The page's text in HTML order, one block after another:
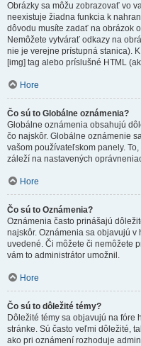
Obrázky sa môžu zobrazovať vo
neexistuje žiadna funkcia k
dôvodu musíte zadať na obrázok
Nemôžete vytvárať odkazy na
nie je verejne prístupná stanica).
[img] tag alebo príslušné HTML
Hore
Čo sú to Globálne oznámenia?
Globálne oznámenia obsahujú
čo najskôr. Globálne oznámenie
vašom používateľskom panely.
záleží na nastavených
Hore
Čo sú to Oznámenia?
Oznámenia často prinášajú
najskôr. Oznámenia sa objavujú v
uvedené. Či môžete či nemôžete
vám to administrátor umožnil.
Hore
Čo sú to dôležité témy?
Dôležité témy sa objavujú na fóre
stránke. Sú často veľmi dôležité,
ako pri oznámení rozhoduje